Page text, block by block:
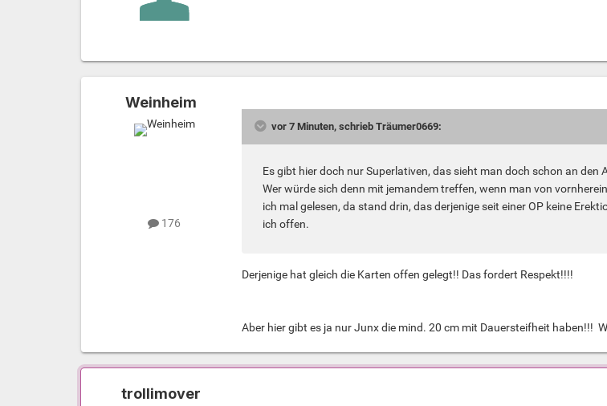
Weinheim
176
vor 7 Minuten, schrieb Träumer0669:
Es gibt hier doch nur Superlativen, das sieht man doch schon an den
Wer würde sich denn mit jemandem treffen, wenn man von
ich mal gelesen, da stand drin, das derjenige seit einer OP keine
ich offen.
Derjenige hat gleich die Karten offen gelegt!! Das fordert Respekt!!!!
Aber hier gibt es ja nur Junx die mind. 20 cm mit Dauersteifheit haben!!!
trollimover